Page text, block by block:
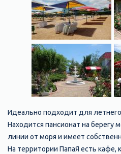
Идеально подходит для
Находится пансионат на берегу
линии от моря и имеет
На территории ПапаЯ есть кафе,